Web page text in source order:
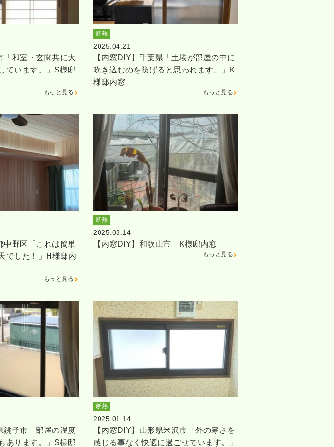
「和室・玄関共に大
ています。」S様邸
もっと見る
断熱
2025.04.21
【内窓DIY】千葉県「土埃が部屋の中に
吹き込むのを防げると思われます。」K
様邸内窓
もっと見る
中野区「これは簡単
でした！」H様邸内
もっと見る
断熱
2025.03.14
【内窓DIY】和歌山市 K様邸内窓
もっと見る
銚子市「部屋の温度
あります。」S様邸
断熱
2025.01.14
【内窓DIY】山形県米沢市「外の寒さを
感じる事なく快適に過ごせています。」